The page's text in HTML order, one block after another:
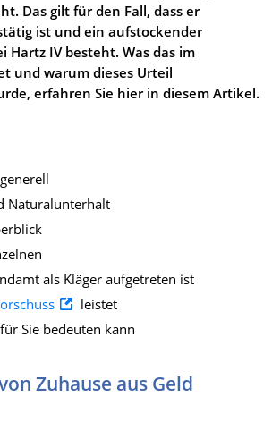
Das gilt für den Fall, dass er
ist und ein aufstockender
Hartz IV besteht. Was das im
und warum dieses Urteil
erfahren Sie hier in diesem Artikel.
Naturalunterhalt
als Kläger aufgetreten ist
leistet
Sie bedeuten kann
Zuhause aus Geld